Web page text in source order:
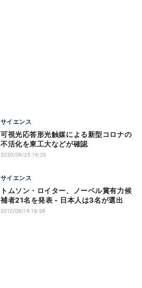
サイエンス
可視光応答形光触媒による新型コロナの
不活化を東工大などが確認
2020/09/25 16:25
サイエンス
トムソン・ロイター、ノーベル賞有力候
補者21名を発表 - 日本人は3名が選出
2012/09/19 16:58